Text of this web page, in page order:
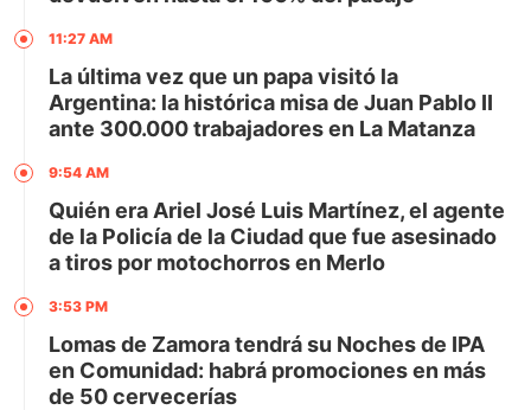
11:27 AM
La última vez que un papa visitó la
Argentina: la histórica misa de Juan Pablo II
ante 300.000 trabajadores en La Matanza
9:54 AM
Quién era Ariel José Luis Martínez, el agente
de la Policía de la Ciudad que fue asesinado
a tiros por motochorros en Merlo
3:53 PM
Lomas de Zamora tendrá su Noches de IPA
en Comunidad: habrá promociones en más
de 50 cervecerías